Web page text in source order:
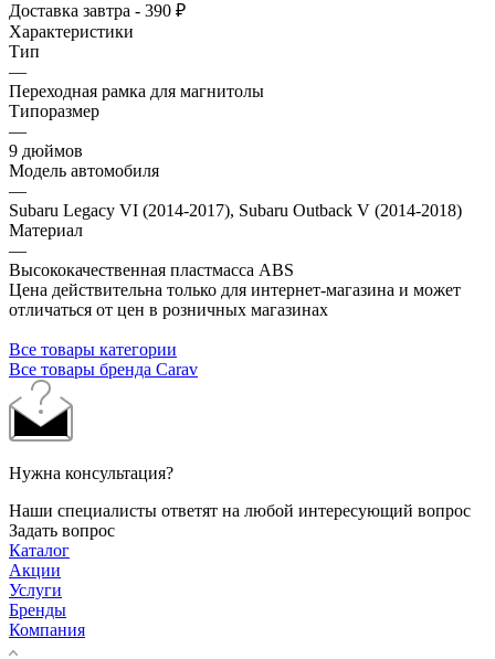
Доставка завтра - 390 ₽
Характеристики
Тип
—
Переходная рамка для магнитолы
Типоразмер
—
9 дюймов
Модель автомобиля
—
Subaru Legacy VI (2014-2017), Subaru Outback V (2014-2018)
Материал
—
Высококачественная пластмасса ABS
Цена действительна только для интернет-магазина и может
отличаться от цен в розничных магазинах
Все товары категории
Все товары бренда Carav
Нужна консультация?
Наши специалисты ответят на любой интересующий вопрос
Задать вопрос
Каталог
Акции
Услуги
Бренды
Компания